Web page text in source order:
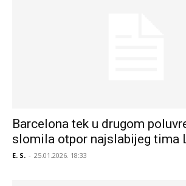
Barcelona tek u drugom
slomila otpor najslabijeg tima
E. S. - 25.01.2026. 18:33